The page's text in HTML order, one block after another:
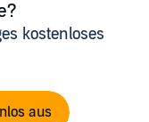
kostenloses
aus